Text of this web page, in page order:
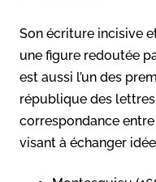
Son écriture incisive
une figure redoutée
est aussi l’un des
république des
correspondance entre
visant à échanger